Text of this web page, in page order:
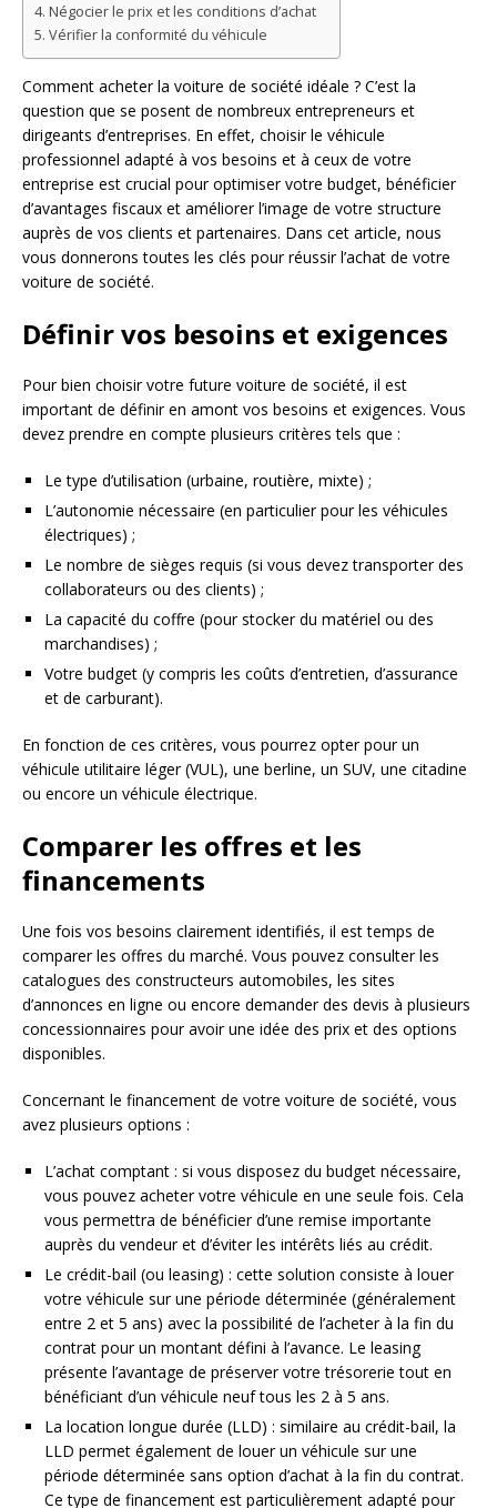
Négocier le prix et les conditions d’achat
Vérifier la conformité du véhicule
Comment acheter la voiture de société idéale ? C’est la
question que se posent de nombreux entrepreneurs et
dirigeants d’entreprises. En effet, choisir le véhicule
professionnel adapté à vos besoins et à ceux de votre
entreprise est crucial pour optimiser votre budget, bénéficier
d’avantages fiscaux et améliorer l’image de votre structure
auprès de vos clients et partenaires. Dans cet article, nous
vous donnerons toutes les clés pour réussir l’achat de votre
voiture de société.
Définir vos besoins et exigences
Pour bien choisir votre future voiture de société, il est
important de définir en amont vos besoins et exigences. Vous
devez prendre en compte plusieurs critères tels que :
Le type d’utilisation (urbaine, routière, mixte) ;
L’autonomie nécessaire (en particulier pour les véhicules
électriques) ;
Le nombre de sièges requis (si vous devez transporter des
collaborateurs ou des clients) ;
La capacité du coffre (pour stocker du matériel ou des
marchandises) ;
Votre budget (y compris les coûts d’entretien, d’assurance
et de carburant).
En fonction de ces critères, vous pourrez opter pour un
véhicule utilitaire léger (VUL), une berline, un SUV, une citadine
ou encore un véhicule électrique.
Comparer les offres et les
financements
Une fois vos besoins clairement identifiés, il est temps de
comparer les offres du marché. Vous pouvez consulter les
catalogues des constructeurs automobiles, les sites
d’annonces en ligne ou encore demander des devis à plusieurs
concessionnaires pour avoir une idée des prix et des options
disponibles.
Concernant le financement de votre voiture de société, vous
avez plusieurs options :
L’achat comptant : si vous disposez du budget nécessaire,
vous pouvez acheter votre véhicule en une seule fois. Cela
vous permettra de bénéficier d’une remise importante
auprès du vendeur et d’éviter les intérêts liés au crédit.
Le crédit-bail (ou leasing) : cette solution consiste à louer
votre véhicule sur une période déterminée (généralement
entre 2 et 5 ans) avec la possibilité de l’acheter à la fin du
contrat pour un montant défini à l’avance. Le leasing
présente l’avantage de préserver votre trésorerie tout en
bénéficiant d’un véhicule neuf tous les 2 à 5 ans.
La location longue durée (LLD) : similaire au crédit-bail, la
LLD permet également de louer un véhicule sur une
période déterminée sans option d’achat à la fin du contrat.
Ce type de financement est particulièrement adapté pour